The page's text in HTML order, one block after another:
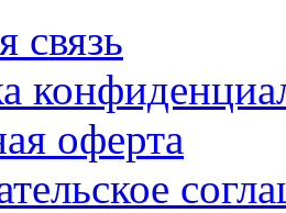
связь
оферта